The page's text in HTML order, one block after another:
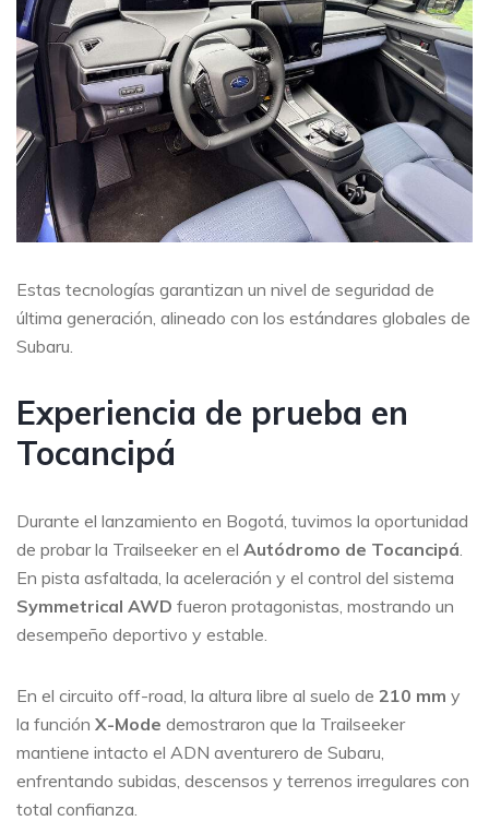
Estas tecnologías garantizan un nivel de seguridad de
última generación, alineado con los estándares globales de
Subaru.
Experiencia de prueba en
Tocancipá
Durante el lanzamiento en Bogotá, tuvimos la oportunidad
de probar la Trailseeker en el Autódromo de Tocancipá
En pista asfaltada, la aceleración y el control del sistema
Symmetrical AWD fueron protagonistas, mostrando un
desempeño deportivo y estable.
En el circuito off-road, la altura libre al suelo de 210 mm y
la función X-Mode demostraron que la Trailseeker
mantiene intacto el ADN aventurero de Subaru,
enfrentando subidas, descensos y terrenos irregulares con
total confianza.